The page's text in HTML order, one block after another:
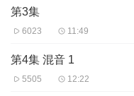
第3集
6023 11:49
第4集 混音 1
5505 12:22